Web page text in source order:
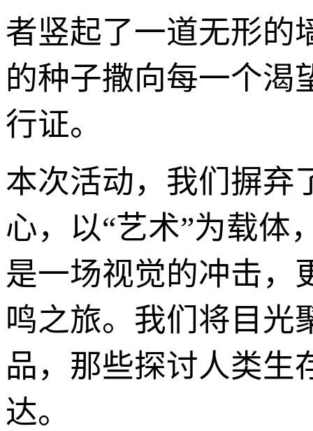
者竖起了一道无形的
的种子撒向每一个渴
行证。
本次活动，我们摒弃
心，以“艺术”为载体
是一场视觉的冲击，
鸣之旅。我们将目光
品，那些探讨人类生
达。